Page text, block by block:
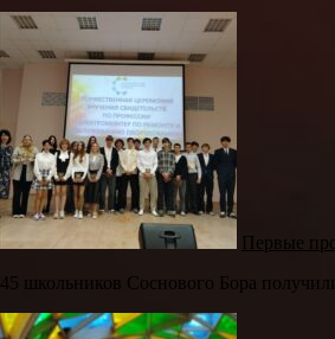
Первые
45 школьников Соснового Бора